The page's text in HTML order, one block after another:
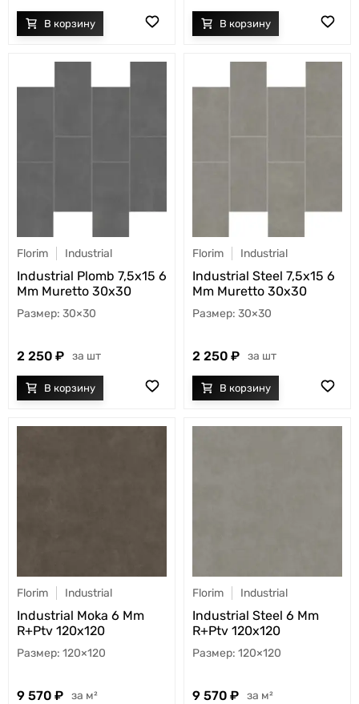
Florim Industrial
Industrial Plomb 7,5x15 6
Mm Muretto 30x30
30×30
2 250 шт
Florim Industrial
Industrial Steel 7,5x15 6
Mm Muretto 30x30
30×30
2 250 шт
Florim Industrial
Industrial Moka 6 Mm
R+Ptv 120x120
120×120
9 570 м²
Florim Industrial
Industrial Steel 6 Mm
R+Ptv 120x120
120×120
9 570 м²